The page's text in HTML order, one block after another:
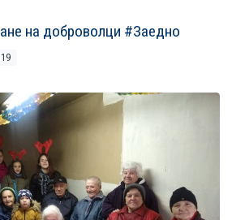
на доброволци #Заедно